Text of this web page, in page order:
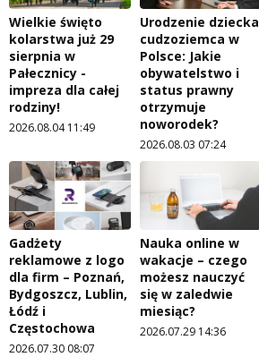
Wielkie święto
kolarstwa już 29
sierpnia w
Pałecznicy -
impreza dla całej
rodziny!
2026.08.04 11:49
Urodzenie dziecka
cudzoziemca w
Polsce: Jakie
obywatelstwo i
status prawny
otrzymuje
noworodek?
2026.08.03 07:24
Gadżety
reklamowe z logo
dla firm – Poznań,
Bydgoszcz, Lublin,
Łódź i
Częstochowa
2026.07.30 08:07
Nauka online w
wakacje – czego
możesz nauczyć
się w zaledwie
miesiąc?
2026.07.29 14:36